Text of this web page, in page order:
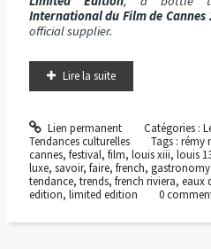
International du Film de Cannes
official supplier.
Lire la suite
Lien permanent Catégories :
Tendances culturelles
Tags :rémy
cannes, festival, film, louis xiii, louis
luxe, savoir, faire, french, gastronomy
tendance, trends, french riviera, eaux
edition, limited edition 0